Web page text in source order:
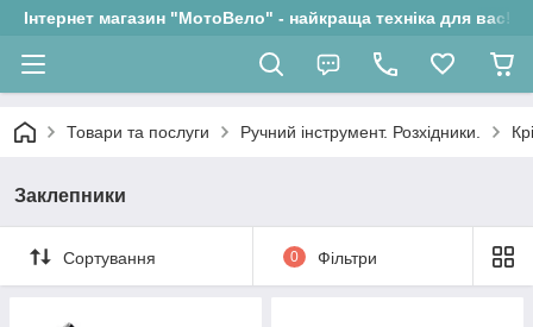
Інтернет магазин "МотоВело" - найкраща техніка для вас!
Товари та послуги Ручний інструмент. Розхідники.
Заклепники
Сортування 0 Фільтри